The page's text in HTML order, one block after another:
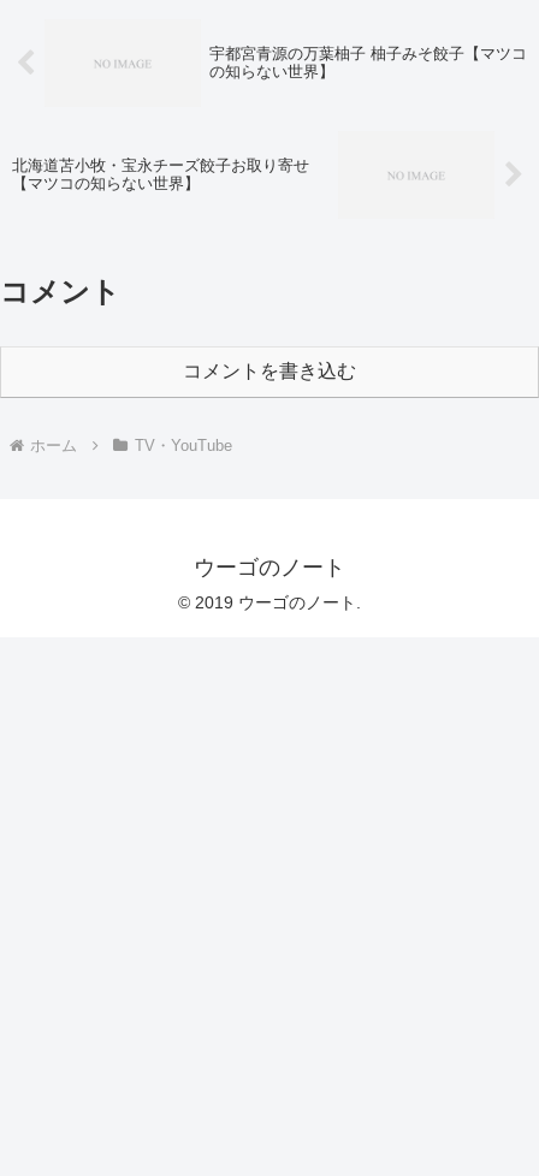
宇都宮青源の万葉柚子 柚子みそ餃子【マツコ
の知らない世界】
北海道苫小牧・宝永チーズ餃子お取り寄せ
【マツコの知らない世界】
コメント
コメントを書き込む
ホーム TV・YouTube
ウーゴのノート
© 2019 ウーゴのノート.